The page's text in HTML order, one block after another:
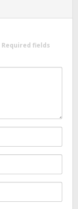
Required fields